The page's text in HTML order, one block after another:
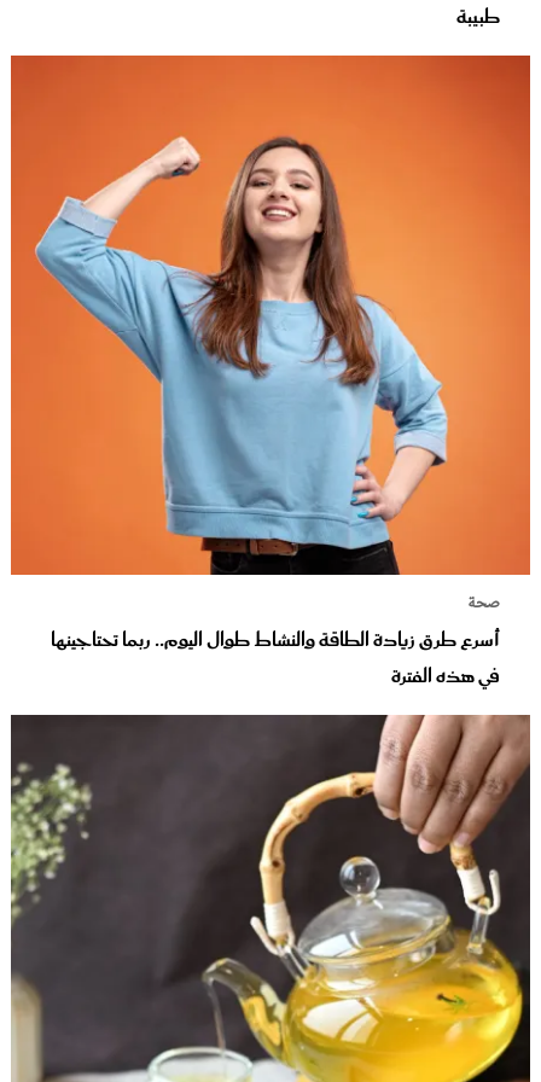
طبيبة
صحة
أسرع طرق زيادة الطاقة والنشاط طوال اليوم.. ربما تحتاجينها
في هذه الفترة